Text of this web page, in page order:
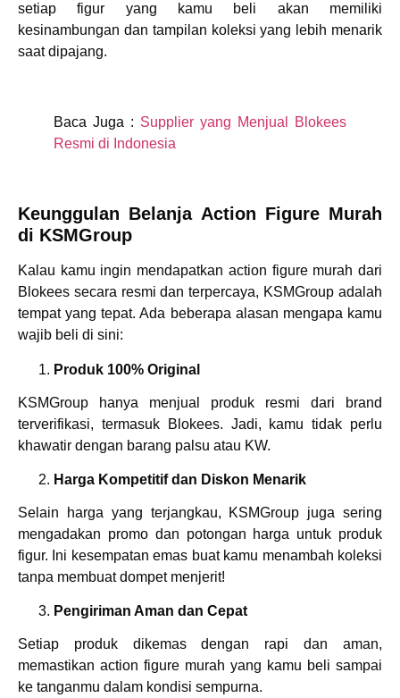
setiap figur yang kamu beli akan memiliki
kesinambungan dan tampilan koleksi yang lebih menarik
saat dipajang.
Baca Juga : Supplier yang Menjual Blokees
Resmi di Indonesia
Keunggulan Belanja Action Figure Murah
di KSMGroup
Kalau kamu ingin mendapatkan action figure murah dari
Blokees secara resmi dan terpercaya, KSMGroup adalah
tempat yang tepat. Ada beberapa alasan mengapa kamu
wajib beli di sini:
Produk 100% Original
KSMGroup hanya menjual produk resmi dari brand
terverifikasi, termasuk Blokees. Jadi, kamu tidak perlu
khawatir dengan barang palsu atau KW.
Harga Kompetitif dan Diskon Menarik
Selain harga yang terjangkau, KSMGroup juga sering
mengadakan promo dan potongan harga untuk produk
figur. Ini kesempatan emas buat kamu menambah koleksi
tanpa membuat dompet menjerit!
Pengiriman Aman dan Cepat
Setiap produk dikemas dengan rapi dan aman,
memastikan action figure murah yang kamu beli sampai
ke tanganmu dalam kondisi sempurna.